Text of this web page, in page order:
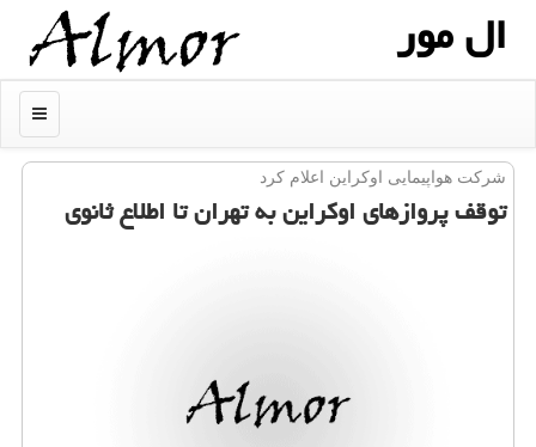
ال مور
منو
شركت هواپیمایی اوكراین اعلام كرد
توقف پروازهای اوكراین به تهران تا اطلاع ثانوی